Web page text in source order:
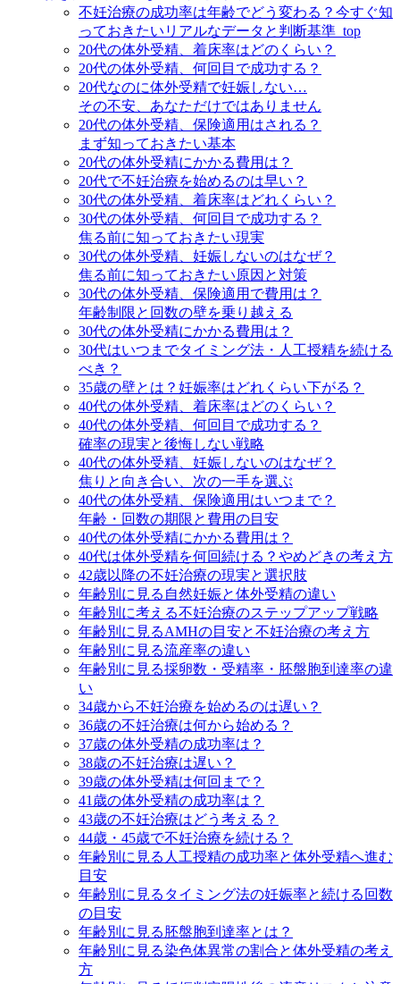
不妊治療の成功率は年齢でどう変わる？今すぐ知
っておきたいリアルなデータと判断基準_top
20代の体外受精、着床率はどのくらい？
20代の体外受精、何回目で成功する？
20代なのに体外受精で妊娠しない…
その不安、あなただけではありません
20代の体外受精、保険適用はされる？
まず知っておきたい基本
20代の体外受精にかかる費用は？
20代で不妊治療を始めるのは早い？
30代の体外受精、着床率はどれくらい？
30代の体外受精、何回目で成功する？
焦る前に知っておきたい現実
30代の体外受精、妊娠しないのはなぜ？
焦る前に知っておきたい原因と対策
30代の体外受精、保険適用で費用は？
年齢制限と回数の壁を乗り越える
30代の体外受精にかかる費用は？
30代はいつまでタイミング法・人工授精を続ける
べき？
35歳の壁とは？妊娠率はどれくらい下がる？
40代の体外受精、着床率はどのくらい？
40代の体外受精、何回目で成功する？
確率の現実と後悔しない戦略
40代の体外受精、妊娠しないのはなぜ？
焦りと向き合い、次の一手を選ぶ
40代の体外受精、保険適用はいつまで？
年齢・回数の期限と費用の目安
40代の体外受精にかかる費用は？
40代は体外受精を何回続ける？やめどきの考え方
42歳以降の不妊治療の現実と選択肢
年齢別に見る自然妊娠と体外受精の違い
年齢別に考える不妊治療のステップアップ戦略
年齢別に見るAMHの目安と不妊治療の考え方
年齢別に見る流産率の違い
年齢別に見る採卵数・受精率・胚盤胞到達率の違
い
34歳から不妊治療を始めるのは遅い？
36歳の不妊治療は何から始める？
37歳の体外受精の成功率は？
38歳の不妊治療は遅い？
39歳の体外受精は何回まで？
41歳の体外受精の成功率は？
43歳の不妊治療はどう考える？
44歳・45歳で不妊治療を続ける？
年齢別に見る人工授精の成功率と体外受精へ進む
目安
年齢別に見るタイミング法の妊娠率と続ける回数
の目安
年齢別に見る胚盤胞到達率とは？
年齢別に見る染色体異常の割合と体外受精の考え
方